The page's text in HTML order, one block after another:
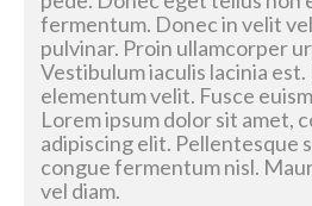
fermentum. Donec in velit
pulvinar. Proin ullamcorper
Vestibulum iaculis lacinia
elementum velit. Fusce
Lorem ipsum dolor sit amet,
adipiscing elit. Pellentesque
congue fermentum nisl.
vel diam.